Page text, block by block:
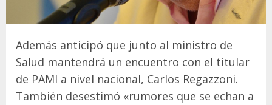
Además anticipó que junto al ministro de
Salud mantendrá un encuentro con el titular
de PAMI a nivel nacional, Carlos Regazzoni.
También desestimó «rumores que se echan a